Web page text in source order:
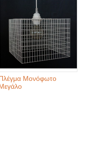
Μονόφωτο